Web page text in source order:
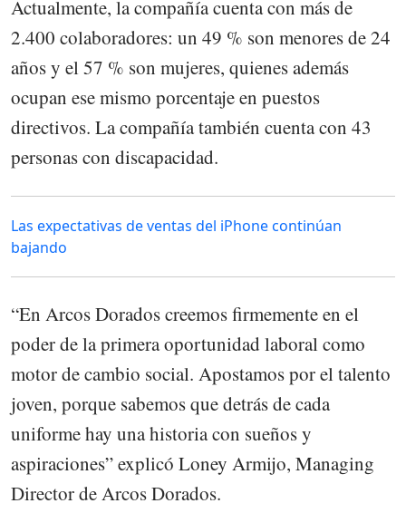
Actualmente, la compañía cuenta con más de
2.400 colaboradores: un 49 % son menores de 24
años y el 57 % son mujeres, quienes además
ocupan ese mismo porcentaje en puestos
directivos. La compañía también cuenta con 43
personas con discapacidad.
Las expectativas de ventas del iPhone continúan
bajando
“En Arcos Dorados creemos firmemente en el
poder de la primera oportunidad laboral como
motor de cambio social. Apostamos por el talento
joven, porque sabemos que detrás de cada
uniforme hay una historia con sueños y
aspiraciones” explicó Loney Armijo, Managing
Director de Arcos Dorados.